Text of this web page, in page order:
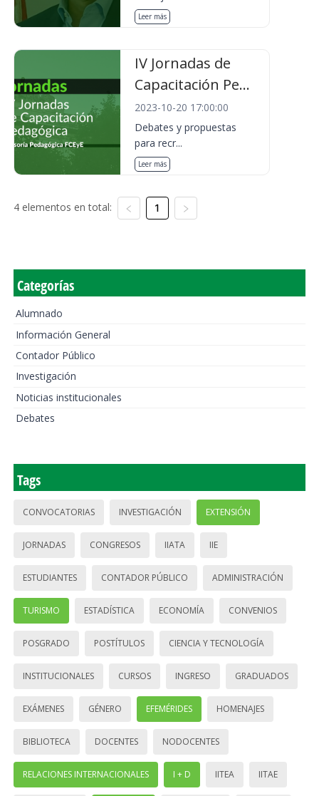
Leer más
IV Jornadas de
Capacitación Pe...
2023-10-20 17:00:00
Debates y propuestas
para recr...
Leer más
4 elementos en total: 1
Categorías
Alumnado
Información General
Contador Público
Investigación
Noticias institucionales
Debates
Tags
CONVOCATORIAS INVESTIGACIÓN EXTENSIÓN
JORNADAS CONGRESOS IIATA IIE
ESTUDIANTES CONTADOR PÚBLICO ADMINISTRACIÓN
TURISMO ESTADÍSTICA ECONOMÍA CONVENIOS
POSGRADO POSTÍTULOS CIENCIA Y TECNOLOGÍA
INSTITUCIONALES CURSOS INGRESO GRADUADOS
EXÁMENES GÉNERO EFEMÉRIDES HOMENAJES
BIBLIOTECA DOCENTES NODOCENTES
RELACIONES INTERNACIONALES I + D IITEA IITAE